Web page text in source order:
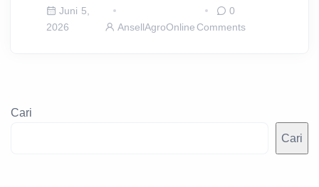
Juni 5,
2026
AnsellAgroOnline
0
Comments
Cari
Cari